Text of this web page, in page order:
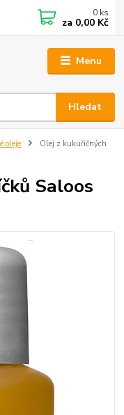
Menu
Hledat
0 ks
za 0,00 Kč
oleje
Olej z kukuřičných
Saloos